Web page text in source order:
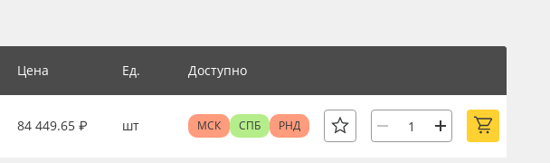
Цена Ед. Доступно
84 449.65 ₽ шт МСК СПБ РНД